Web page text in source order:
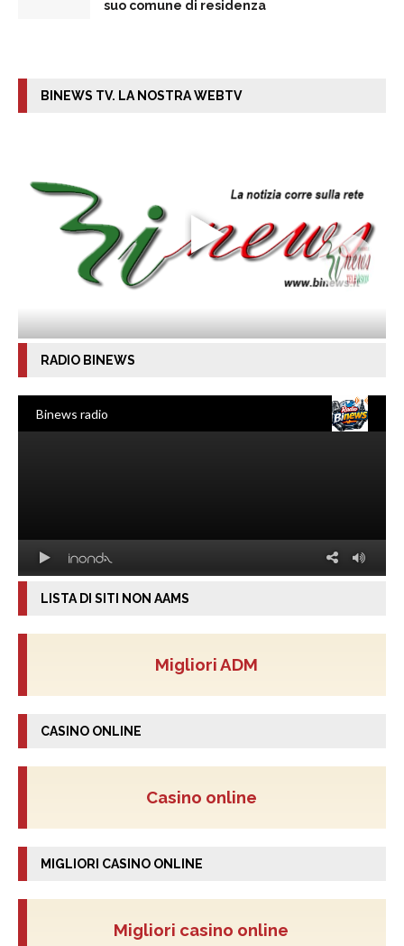
suo comune di residenza
BINEWS TV. LA NOSTRA WEBTV
RADIO BINEWS
LISTA DI SITI NON AAMS
Migliori ADM
CASINO ONLINE
Casino online
MIGLIORI CASINO ONLINE
Migliori casino online